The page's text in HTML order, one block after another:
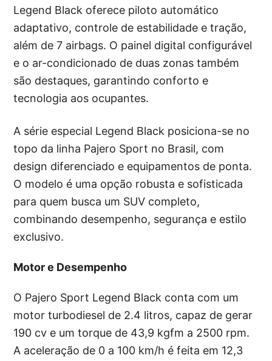
Legend Black oferece piloto automático
adaptativo, controle de estabilidade e tração,
além de 7 airbags. O painel digital configurável
e o ar-condicionado de duas zonas também
são destaques, garantindo conforto e
tecnologia aos ocupantes.
A série especial Legend Black posiciona-se no
topo da linha Pajero Sport no Brasil, com
design diferenciado e equipamentos de ponta.
O modelo é uma opção robusta e sofisticada
para quem busca um SUV completo,
combinando desempenho, segurança e estilo
exclusivo.
Motor e Desempenho
O Pajero Sport Legend Black conta com um
motor turbodiesel de 2.4 litros, capaz de gerar
190 cv e um torque de 43,9 kgfm a 2500 rpm.
A aceleração de 0 a 100 km/h é feita em 12,3